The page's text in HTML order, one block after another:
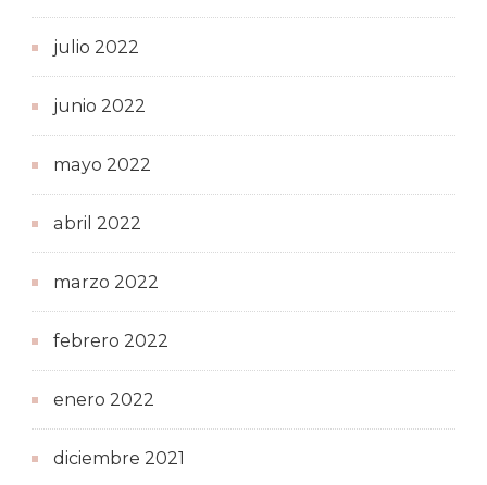
julio 2022
junio 2022
mayo 2022
abril 2022
marzo 2022
febrero 2022
enero 2022
diciembre 2021